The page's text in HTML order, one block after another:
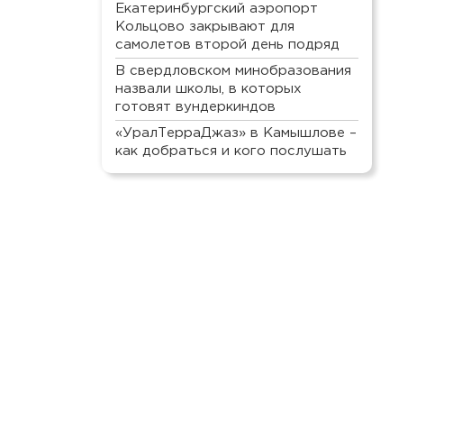
Екатеринбургский аэропорт
Кольцово закрывают для
самолетов второй день подряд
В свердловском минобразования
назвали школы, в которых
готовят вундеркиндов
«УралТерраДжаз» в Камышлове –
как добраться и кого послушать